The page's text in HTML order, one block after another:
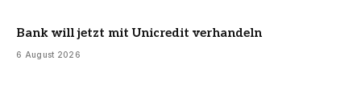
Bank will jetzt mit Unicredit verhandeln
6 August 2026